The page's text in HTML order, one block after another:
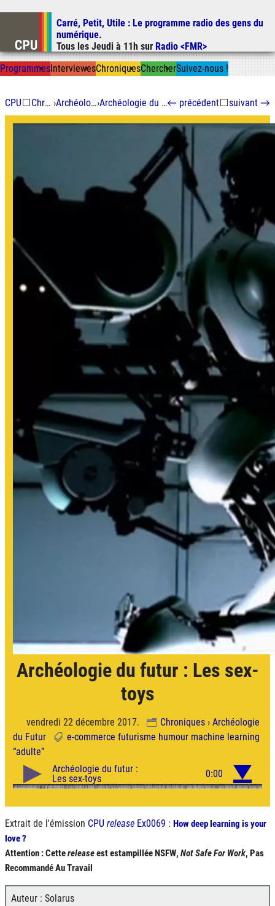
Aller au contenu
Aller à la recherche
Carré, Petit, Utile : Le programme radio des gens du
numérique.
Tous les Jeudi à 11h sur Radio <FMR>
ProgrammesInterviewesChroniquesChercherSuivez-nous !
CPU⬜ Chroniques › Archéologie du Futur› Archéologie du futur : Les sex-toys← précédent⬜suivant →
Archéologie du futur : Les sex-
toys
vendredi 22 décembre 2017. Chroniques› Archéologie
du Futur
e-commerce futurisme humour machine learning
“adulte”
Extrait de l'émission CPU release Ex0069 : How deep learning is your
love ?
Attention : Cettereleaseest estampilléeNSFW, Not Safe For Work, Pas
Recommandé Au Travail
Auteur : Solarus